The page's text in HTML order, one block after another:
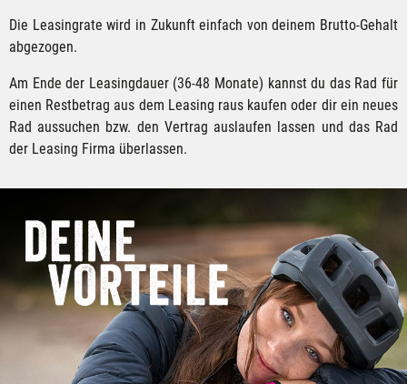
Die Leasingrate wird in Zukunft einfach von deinem Brutto-Gehalt
abgezogen.
Am Ende der Leasingdauer (36-48 Monate) kannst du das Rad für
einen Restbetrag aus dem Leasing raus kaufen oder dir ein neues
Rad aussuchen bzw. den Vertrag auslaufen lassen und das Rad
der Leasing Firma überlassen.